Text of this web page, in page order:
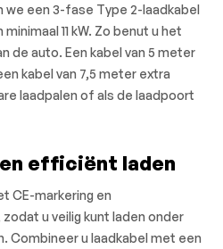
we een 3-fase Type 2-laadkabel
11 kW. Zo benut u het
de auto. Een kabel van 5 meter
kabel van 7,5 meter extra
laadpalen of als de laadpoort
efficiënt laden
CE-markering en
u veilig kunt laden onder
Combineer u laadkabel met een